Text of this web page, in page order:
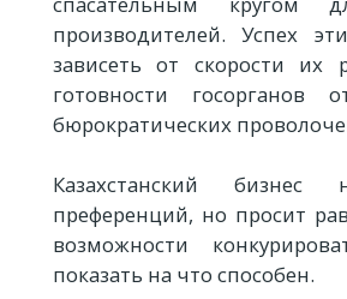
производителей. Успех
зависеть от скорости их
готовности госорганов
бюрократических
Казахстанский бизнес
преференций, но просит
возможности
показать на что способен.